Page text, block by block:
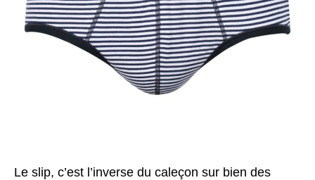
Le slip, c’est l’inverse du caleçon sur bien des